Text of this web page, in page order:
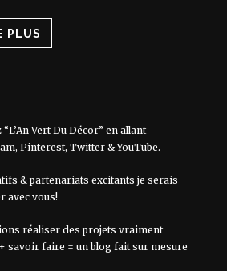
PLUS
Vert Du Décor” en allant
, Pinterest, Twitter&YouTube.
& partenariats excitants je serais
avec vous!
réaliser des projets vraiment
savoir faire = un blog fait sur mesure